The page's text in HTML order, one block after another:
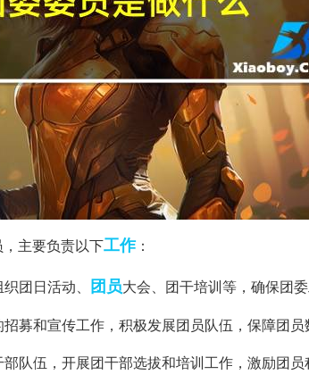
主要负责以下工作：
团日活动、 团员大会、团干培训等，确保团委
募和宣传工作，积极发展团员队伍，保障团员
队伍，开展团干部选拔和培训工作，激励团员